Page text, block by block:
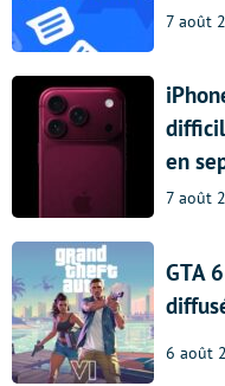
7 août
en
7 août
GTA
6 août